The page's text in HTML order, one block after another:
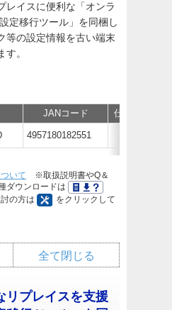
レイスに便利な「オンラ
定移行ツール」を同梱し
等の設定情報を古い端末
。
JANコード 仕様
4957180182551
いて ※取扱説明書やQ＆
ダウンロードは
の方は
をクリックして
全て閉じる
リプレイスを支援